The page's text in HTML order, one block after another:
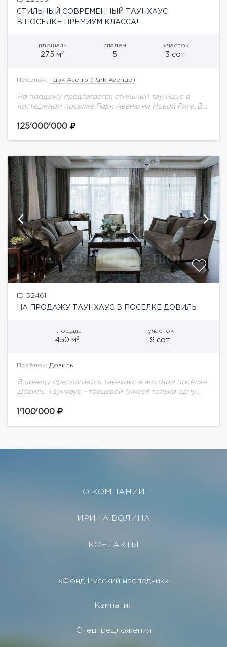
СТИЛЬНЫЙ СОВРЕМЕННЫЙ ТАУНХАУС
В ПОСЕЛКЕ ПРЕМИУМ КЛАССА!
площадь
275 м2
спален
5
участок
3 сот.
Посёлок: Парк Авеню (Park Avenue)
На продажу предлагается стильный таунхаус в
коттеджном поселке Парк Авеню на Новой Риге. В
качественная отделка. Планировка:1 этаж: холл,
125'000'000
ID 32461
НА ПРОДАЖУ ТАУНХАУС В ПОСЕЛКЕ ДОВИЛЬ
площадь
450 м2
участок
9 сот.
Посёлок: Довиль
В аренду предлагается таунхаус в элитном посёлке
Довиль. Таунхаус - торцевой (имеет только одну
декоративными и плодовыми растениями. Зона
1'100'000
О КОМПАНИИ
ИРИНА ВОЛИНА
КОНТАКТЫ
«Фонд Русский наследник»
Кампания
Спецпредложения